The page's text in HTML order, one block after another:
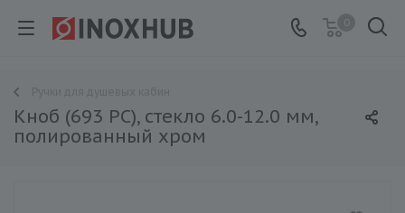
0
Кноб (693 PC), стекло 6.0-12.0 мм,
полированный хром